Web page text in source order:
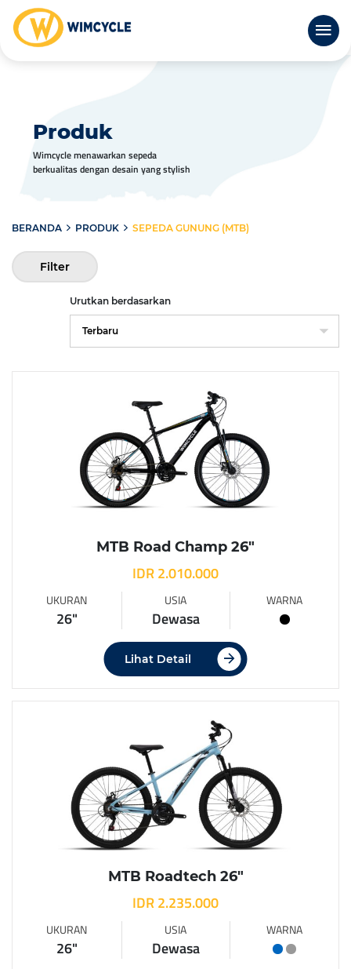
Produk
Wimcycle menawarkan sepeda
berkualitas dengan desain yang stylish
BERANDA PRODUK SEPEDA GUNUNG (MTB)
Filter
Urutkan berdasarkan
MTB Road Champ 26″
IDR 2.010.000
UKURAN
26"
USIA
Dewasa
WARNA
Lihat Detail
MTB Roadtech 26″
IDR 2.235.000
UKURAN
26"
USIA
Dewasa
WARNA